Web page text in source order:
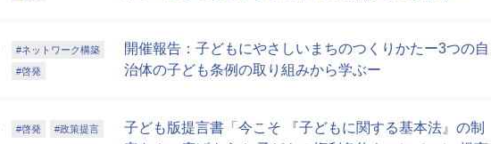
ネットワーク構築
啓発
開催報告：子どもにやさしいまちのつくりかたー3つの自
治体の子ども条例の取り組みから学ぶー
啓発 政策提言
子ども版提言書「今こそ 『子どもに関する基本法』の制